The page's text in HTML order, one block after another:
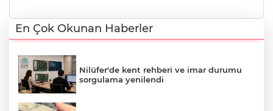
En Çok Okunan Haberler
Nilüfer'de kent rehberi ve imar durumu
sorgulama yenilendi